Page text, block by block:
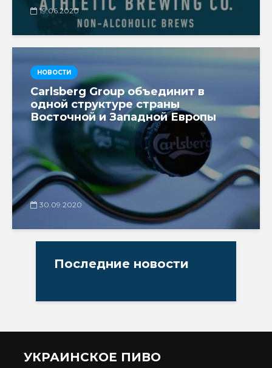
19.06.2020
НОВОСТИ
Carlsberg Group объединит в
одной структуре страны
Восточной и Западной Европы
30.09.2020
Последние новости
УКРАИНСКОЕ ПИВО